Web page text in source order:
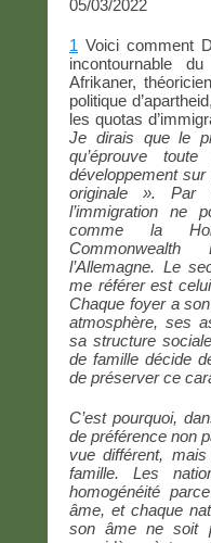
05/03/2022
1 Voici comment
incontournable
Afrikaner,
politique
les quotas
Je dirais que le
qu’éprouve
développement
originale ». Par
l’immigration ne
comme la
l’Allemagne. Le
me référer est
Chaque foyer a
atmosphère, ses
sa structure
de famille décide
de préserver ce
C’est pourquoi,
de préférence non
vue différent,
famille. Les
homogénéité
âme, et chaque
son âme ne soit